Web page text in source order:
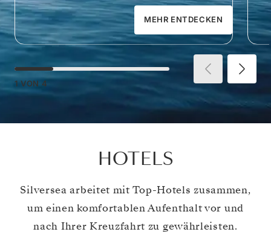
MEHR ENTDECKEN
1 VON 4
HOTELS
Silversea arbeitet mit Top-Hotels zusammen,
um einen komfortablen Aufenthalt vor und
nach Ihrer Kreuzfahrt zu gewährleisten.